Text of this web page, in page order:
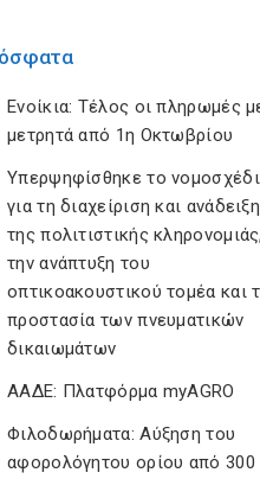
Ενοίκια: Τέλος οι πληρωμές
μετρητά από 1η Οκτωβρίου
Υπερψηφίσθηκε το
για τη διαχείριση και ανάδειξη
της πολιτιστικής κληρονομιάς,
την ανάπτυξη του
οπτικοακουστικού τομέα και
προστασία των πνευματικών
δικαιωμάτων
ΑΑΔΕ: Πλατφόρμα myAGRO
Φιλοδωρήματα: Αύξηση του
αφορολόγητου ορίου από 300